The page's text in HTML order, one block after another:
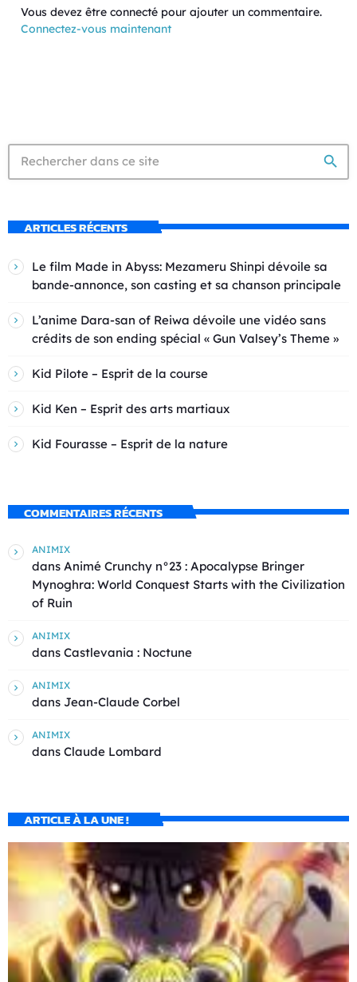
Vous devez être connecté pour ajouter un commentaire.
Connectez-vous maintenant
search
ARTICLES RÉCENTS
Le film Made in Abyss: Mezameru Shinpi dévoile sa
bande-annonce, son casting et sa chanson principale
L’anime Dara-san of Reiwa dévoile une vidéo sans
crédits de son ending spécial « Gun Valsey’s Theme »
Kid Pilote – Esprit de la course
Kid Ken – Esprit des arts martiaux
Kid Fourasse – Esprit de la nature
COMMENTAIRES RÉCENTS
ANIMIX
dans Animé Crunchy n°23 : Apocalypse Bringer
Mynoghra: World Conquest Starts with the Civilization
of Ruin
ANIMIX
dans Castlevania : Noctune
ANIMIX
dans Jean-Claude Corbel
ANIMIX
dans Claude Lombard
ARTICLE À LA UNE !